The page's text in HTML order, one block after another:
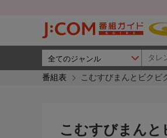
番組表 こむすびまんとビクビ
こむすびまん